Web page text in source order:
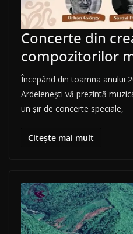
Concerte din
compozitorilor
Începând din toamna anului
Ardelenești vă prezintă
un șir de concerte speciale,
Citește mai mult